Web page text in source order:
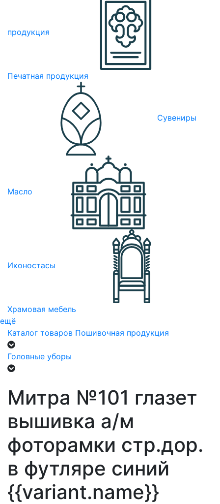
продукция
Печатная продукция
Сувениры
Масло
Иконостасы
Храмовая мебель
ещё
Каталог товаров Пошивочная продукция
Головные уборы
Митра №101 глазет
вышивка а/м
фоторамки стр.дор.
в футляре синий
{{variant.name}}